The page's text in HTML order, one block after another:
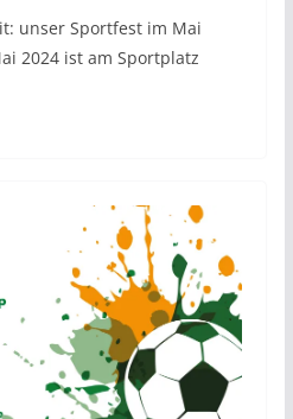
unser Sportfest im Mai
2024 ist am Sportplatz